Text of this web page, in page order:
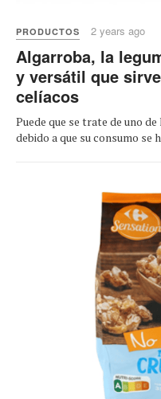
PRODUCTOS 2 years ago
Algarroba, la
y versátil que
celíacos
Puede que se trate de uno
debido a que su consumo se